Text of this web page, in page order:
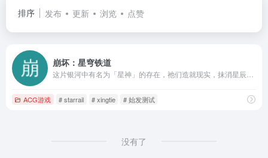
排序 发布 更新 浏览 点赞
崩坏：星穹铁道
ACG游戏 # starrail # xingtie # 始发测试
没有了